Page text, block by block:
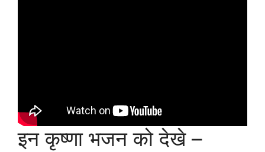
इन कृष्णा भजन को देखे –